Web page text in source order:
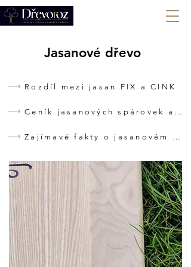
Jasanové dřevo
Rozdíl mezi jasan FIX a CINK
Ceník jasanových spárovek a nášlapů
Zajímavé fakty o jasanovém dřevě